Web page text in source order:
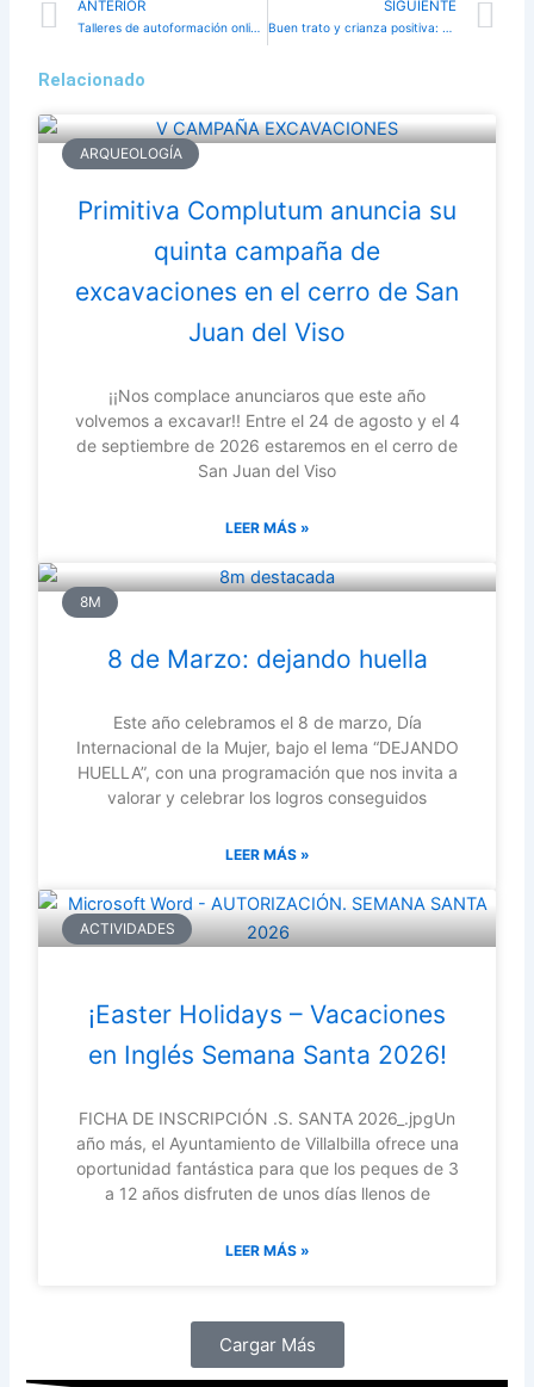
Prev
ANTERIOR
Talleres de autoformación online para Mayores
SIGUIENTE
Buen trato y crianza positiva: actividades de verano en familia
Relacionado
ARQUEOLOGÍA
Primitiva Complutum anuncia su
quinta campaña de
excavaciones en el cerro de San
Juan del Viso
¡¡Nos complace anunciaros que este año
volvemos a excavar!! Entre el 24 de agosto y el 4
de septiembre de 2026 estaremos en el cerro de
San Juan del Viso
LEER MÁS »
8M
8 de Marzo: dejando huella
Este año celebramos el 8 de marzo, Día
Internacional de la Mujer, bajo el lema “DEJANDO
HUELLA”, con una programación que nos invita a
valorar y celebrar los logros conseguidos
LEER MÁS »
ACTIVIDADES
¡Easter Holidays – Vacaciones
en Inglés Semana Santa 2026!
FICHA DE INSCRIPCIÓN .S. SANTA 2026_.jpgUn
año más, el Ayuntamiento de Villalbilla ofrece una
oportunidad fantástica para que los peques de 3
a 12 años disfruten de unos días llenos de
LEER MÁS »
Cargar Más